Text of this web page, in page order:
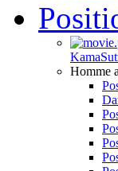
Homme